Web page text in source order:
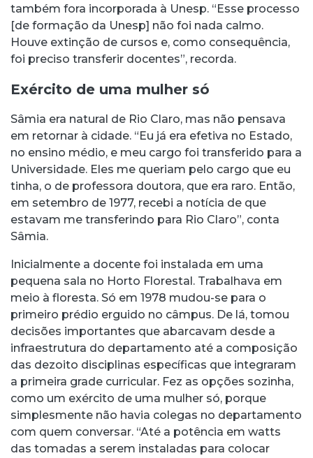
também fora incorporada à Unesp. “Esse processo
[de formação da Unesp] não foi nada calmo.
Houve extinção de cursos e, como consequência,
foi preciso transferir docentes”, recorda.
Exército de uma mulher só
Sâmia era natural de Rio Claro, mas não pensava
em retornar à cidade. “Eu já era efetiva no Estado,
no ensino médio, e meu cargo foi transferido para a
Universidade. Eles me queriam pelo cargo que eu
tinha, o de professora doutora, que era raro. Então,
em setembro de 1977, recebi a notícia de que
estavam me transferindo para Rio Claro”, conta
Sâmia.
Inicialmente a docente foi instalada em uma
pequena sala no Horto Florestal. Trabalhava em
meio à floresta. Só em 1978 mudou-se para o
primeiro prédio erguido no câmpus. De lá, tomou
decisões importantes que abarcavam desde a
infraestrutura do departamento até a composição
das dezoito disciplinas específicas que integraram
a primeira grade curricular. Fez as opções sozinha,
como um exército de uma mulher só, porque
simplesmente não havia colegas no departamento
com quem conversar. “Até a potência em watts
das tomadas a serem instaladas para colocar